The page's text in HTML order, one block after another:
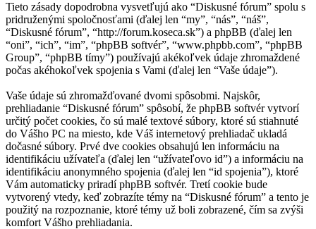
Tieto zásady dopodrobna vysvetľujú ako “Diskusné fórum” spolu s
pridruženými spoločnosťami (ďalej len “my”, “nás”, “náš”,
“Diskusné fórum”, “http://forum.koseca.sk”) a phpBB (ďalej len
“oni”, “ich”, “im”, “phpBB softvér”, “www.phpbb.com”, “phpBB
Group”, “phpBB tímy”) používajú akékoľvek údaje zhromaždené
počas akéhokoľvek spojenia s Vami (ďalej len “Vaše údaje”).
Vaše údaje sú zhromažďované dvomi spôsobmi. Najskôr,
prehliadanie “Diskusné fórum” spôsobí, že phpBB softvér vytvorí
určitý počet cookies, čo sú malé textové súbory, ktoré sú stiahnuté
do Vášho PC na miesto, kde Váš internetový prehliadač ukladá
dočasné súbory. Prvé dve cookies obsahujú len informáciu na
identifikáciu užívateľa (ďalej len “užívateľovo id”) a informáciu na
identifikáciu anonymného spojenia (ďalej len “id spojenia”), ktoré
Vám automaticky priradí phpBB softvér. Tretí cookie bude
vytvorený vtedy, keď zobrazíte témy na “Diskusné fórum” a tento je
použitý na rozpoznanie, ktoré témy už boli zobrazené, čím sa zvýši
komfort Vášho prehliadania.